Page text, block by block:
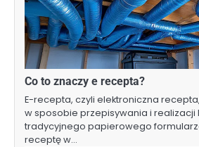
Co to znaczy e recepta?
E-recepta, czyli elektroniczna
w sposobie przepisywania i realizacji
tradycyjnego papierowego
receptę w…